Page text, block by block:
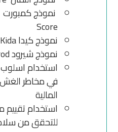
Score
نموذج كيدا Kida
نموذج شيرود Sherrod
استخدام اسلوب
في مخاطر الغش
المالية
استخدام
للتحقق من